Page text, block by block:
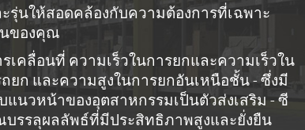
ะรุ่นให้สอดคล้องกับความต้องการที่เฉพาะ
นของคุณ
เคลื่อนที่ ความเร็วในการยกและความเร็วใน
ยก และความสูงในการยกอันเหนือชั้น - ซึ่งมี
แนวหน้าของอุตสาหกรรมเป็นตัวส่งเสริม - ซี
บรรลุผลลัพธ์ที่มีประสิทธิภาพสูงและยั่งยืน